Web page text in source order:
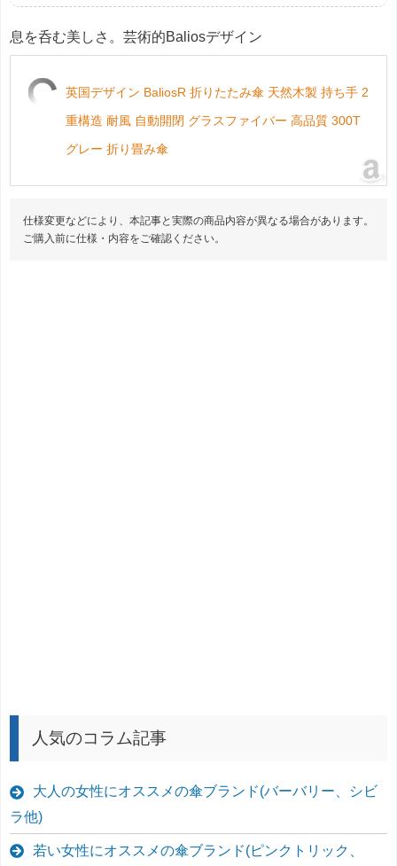
息を呑む美しさ。芸術的Baliosデザイン
英国デザイン BaliosR 折りたたみ傘 天然木製 持ち手 2
重構造 耐風 自動開閉 グラスファイバー 高品質 300T
グレー 折り畳み傘
仕様変更などにより、本記事と実際の商品内容が異なる場合があります。
ご購入前に仕様・内容をご確認ください。
人気のコラム記事
大人の女性にオススメの傘ブランド(バーバリー、シビ
ラ他)
若い女性にオススメの傘ブランド(ピンクトリック、